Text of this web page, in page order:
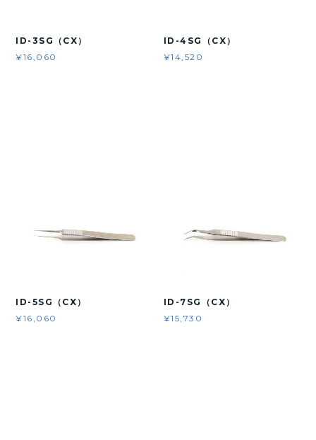
ID-3SG（CX）
¥16,060
ID-4SG（CX）
¥14,520
ID-5SG（CX）
¥16,060
ID-7SG（CX）
¥15,730